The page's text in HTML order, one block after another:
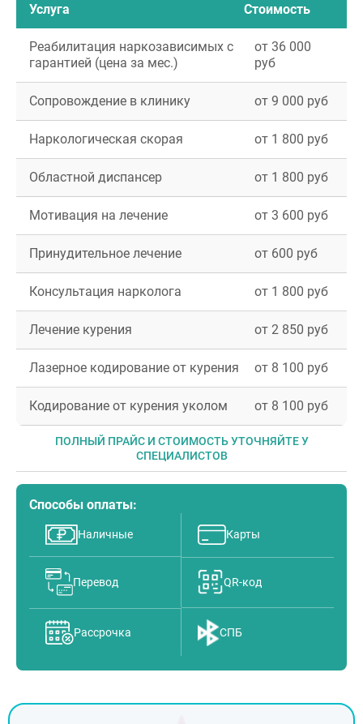
Услуга Стоимость
Реабилитация наркозависимых с
гарантией (цена за мес.)
от 36 000
руб
Сопровождение в клинику от 9 000 руб
Наркологическая скорая от 1 800 руб
Областной диспансер от 1 800 руб
Мотивация на лечение от 3 600 руб
Принудительное лечение от 600 руб
Консультация нарколога от 1 800 руб
Лечение курения от 2 850 руб
Лазерное кодирование от курения от 8 100 руб
Кодирование от курения уколом от 8 100 руб
ПОЛНЫЙ ПРАЙС И СТОИМОСТЬ УТОЧНЯЙТЕ У
СПЕЦИАЛИСТОВ
Способы оплаты:
Наличные Карты
Перевод QR-код
Рассрочка СПБ